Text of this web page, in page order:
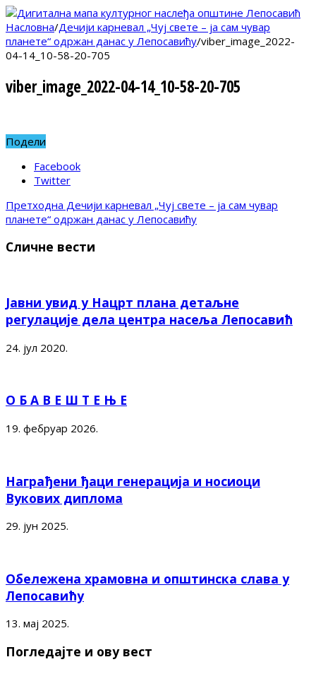
Насловна/Дечији карневал „Чуј свете – ја сам чувар
планете“ одржан данас у Лепосавићу/viber_image_2022-
04-14_10-58-20-705
viber_image_2022-04-14_10-58-20-705
Подели
Facebook
Twitter
Претходна Дечији карневал „Чуј свете – ја сам чувар
планете“ одржан данас у Лепосавићу
Сличне вести
Јавни увид у Нацрт плана детаљне
регулације дела центра насеља Лепосавић
24. јул 2020.
О Б А В Е Ш Т Е Њ Е
19. фебруар 2026.
Награђени ђаци генерација и носиоци
Вукових диплома
29. јун 2025.
Обележена храмовна и општинска слава у
Лепосавићу
13. мај 2025.
Погледајте и ову вест